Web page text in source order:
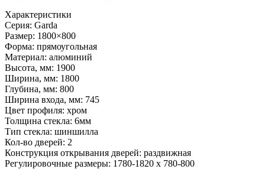
Характеристики
Серия: Garda
Размер: 1800×800
Форма: прямоугольная
Материал: алюминий
Высота, мм: 1900
Ширина, мм: 1800
Глубина, мм: 800
Ширина входа, мм: 745
Цвет профиля: хром
Толщина стекла: 6мм
Тип стекла: шиншилла
Кол-во дверей: 2
Конструкция открывания дверей: раздвижная
Регулировочные размеры: 1780-1820 x 780-800